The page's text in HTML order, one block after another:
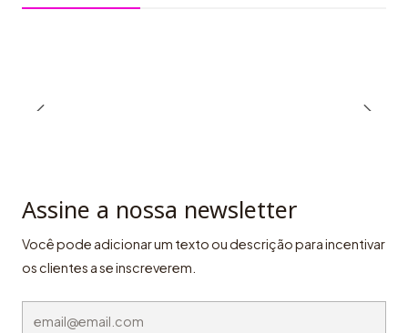
Assine a nossa newsletter
Você pode adicionar um texto ou descrição para incentivar
os clientes a se inscreverem.